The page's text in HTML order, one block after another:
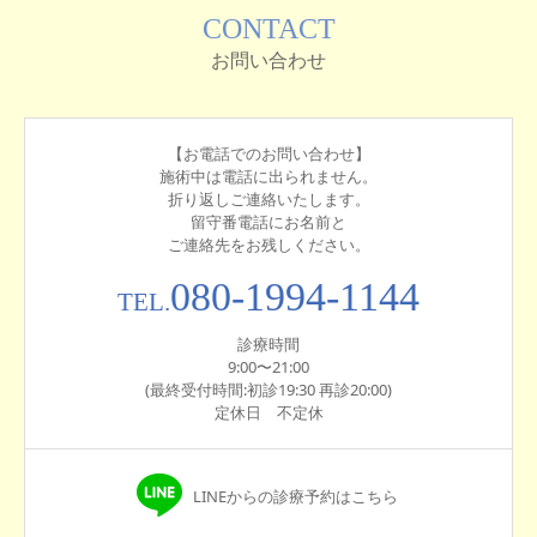
CONTACT
お問い合わせ
【お電話でのお問い合わせ】
施術中は電話に出られません。
折り返しご連絡いたします。
留守番電話にお名前と
ご連絡先をお残しください。
TEL.080-1994-1144
診療時間
9:00〜21:00
(最終受付時間:初診19:30 再診20:00)
定休日 不定休
LINEからの診療予約はこちら